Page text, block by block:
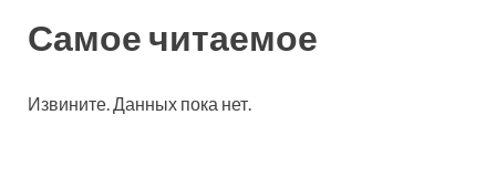
Самое читаемое
Извините. Данных пока нет.